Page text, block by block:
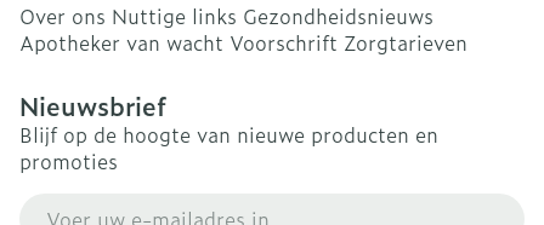
Over ons Nuttige links Gezondheidsnieuws
Apotheker van wacht Voorschrift Zorgtarieven
Nieuwsbrief
Blijf op de hoogte van nieuwe producten en
promoties